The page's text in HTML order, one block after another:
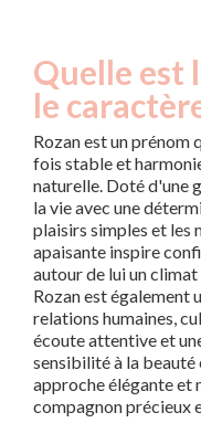
Quelle est
le
Rozan est un prénom
fois stable et
naturelle. Doté d'une
la vie avec une
plaisirs simples et les
apaisante inspire
autour de lui un
Rozan est également
relations humaines,
écoute attentive et
sensibilité à la beauté
approche élégante et
compagnon précieux